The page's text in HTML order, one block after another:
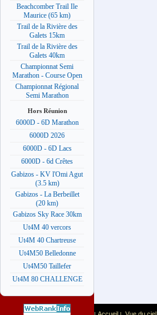
Beachcomber Trail Ile
Maurice (65 km)
Trail de la Rivière des
Galets 15km
Trail de la Rivière des
Galets 40km
Championnat Semi
Marathon - Course Open
Championnat Régional
Semi Marathon
Hors Réunion
6000D - 6D Marathon
6000D 2026
6000D - 6D Lacs
6000D - 6d Crêtes
Gabizos - KV l'Omi Agut
(3.5 km)
Gabizos - La Berbeillet
(20 km)
Gabizos Sky Race 30km
Ut4M 40 vercors
Ut4M 40 Chartreuse
Ut4M50 Belledonne
Ut4M50 Taillefer
Ut4M 80 CHALLENGE